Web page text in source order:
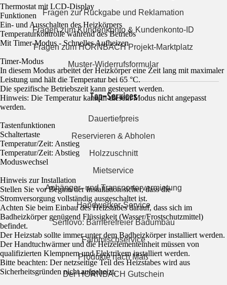
Thermostat mit LCD-Display
Funktionen
Ein- und Ausschalten des Heizkörpers
Temperaturkontrolle während des Betriebs
Mit Timer-Modus - Schnelles Aufheizen
Timer-Modus
In diesem Modus arbeitet der Heizkörper eine Zeit lang mit maximaler
Leistung und hält die Temperatur bei 65 °C.
Die spezifische Betriebszeit kann gesteuert werden.
Hinweis: Die Temperatur kann in diesem Modus nicht angepasst
werden.
Tastenfunktionen
Schaltertaste
Temperatur/Zeit: Anstieg
Temperatur/Zeit: Abstieg
Moduswechsel
Hinweis zur Installation
Stellen Sie vor Beginn der Installation sicher, dass die
Stromversorgung vollständig ausgeschaltet ist.
Achten Sie beim Einbau des Heizstabes darauf, dass sich im
Badheizkörper genügend Flüssigkeit (Wasser/Frostschutzmittel)
befindet.
Der Heizstab sollte immer unter dem Badheizkörper installiert werden.
Der Handtuchwärmer und die Heizelementeinheit müssen von
qualifizierten Klempnern und Elektrikern installiert werden.
Bitte beachten: Der netzseitige Teil des Heizstabes wird aus
Sicherheitsgründen nicht aufgeheizt.
Fragen zur Rückgabe und Reklamation
Fragen zum Kundenkonto & Kundenkonto-ID
Fragen zum HORNBACH Projekt-Marktplatz
Muster-Widerrufsformular
Top-Services
Dauertiefpreis
Reservieren & Abholen
Holzzuschnitt
Mietservice
Anhänger- und Transportervermietung
Handwerker-Service
Seniovo: Barrierefreier Badumbau
Farbmischservice
Produkte nach Maß
Der HORNBACH Gutschein